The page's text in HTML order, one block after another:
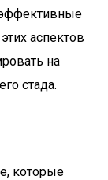
аспектов
на
стада.
которые